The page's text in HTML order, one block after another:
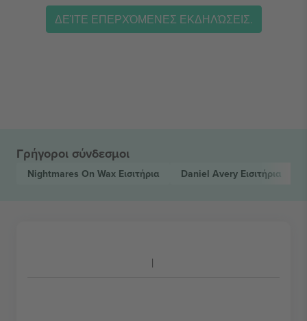
ΔΕΊΤΕ ΕΠΕΡΧΌΜΕΝΕΣ ΕΚΔΗΛΏΣΕΙΣ.
Γρήγοροι σύνδεσμοι
Nightmares On Wax Εισιτήρια Daniel Avery Εισιτήρια